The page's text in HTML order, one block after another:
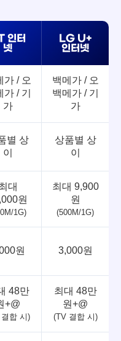
인터
넷
LG U+
인터넷
가 / 오
가 / 기
가
백메가 / 오
백메가 / 기
가
별 상
이
상품별 상
이
대
원
1G)
최대 9,900
원
(500M/1G)
원 3,000원
48만
+@
합 시)
최대 48만
원+@
(TV 결합 시)